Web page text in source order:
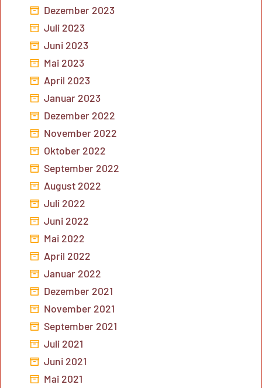
Dezember 2023
Juli 2023
Juni 2023
Mai 2023
April 2023
Januar 2023
Dezember 2022
November 2022
Oktober 2022
September 2022
August 2022
Juli 2022
Juni 2022
Mai 2022
April 2022
Januar 2022
Dezember 2021
November 2021
September 2021
Juli 2021
Juni 2021
Mai 2021